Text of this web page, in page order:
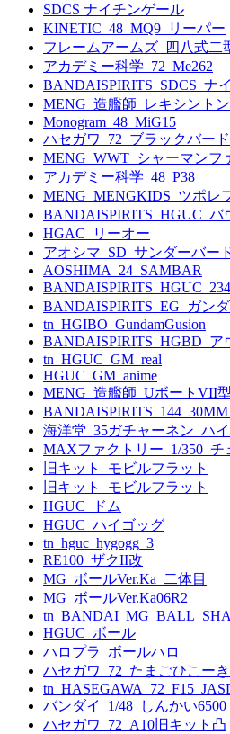
SDCS ナイチンゲール
KINETIC_48_MQ9_リーパー
フレームアームズ_四八式
アカデミー科学_72_Me262
BANDAISPIRITS_SDCS_ナ
MENG_造艦師_レキシントン
Monogram_48_MiG15
ハセガワ_72_ブラックバー
MENG_WWT_シャーマンフ
アカデミー科学_48_P38
MENG_MENGKIDS_ツポレ
BANDAISPIRITS_HGUC_バ
HGAC_リーオー
アオシマ_SD_サンダーバー
AOSHIMA_24_SAMBAR
BANDAISPIRITS_EG_ガン
tn_HGIBO_GundamGusion
BANDAISPIRITS_HGBD_ア
tn_HGUC_GM_real
HGUC_GM_anime
MENG_造艦師_UボートVII型
海洋堂_35ガチャーネン_ハ
MAXファクトリー_1/350_チ
旧キット_モビルフラット
旧キット_モビルフラット
HGUC_ドム
HGUC_ハイゴッグ
tn_hguc_hygogg_3
RE100_ザクII改
MG_ボールVer.Ka_二体目
MG_ボールVer.Ka06R2
HGUC_ボール
ハロプラ_ボールハロ
ハセガワ_72_たまごひこー
バンダイ_1/48_しんかい6500
ハセガワ_72_A10旧キット凸